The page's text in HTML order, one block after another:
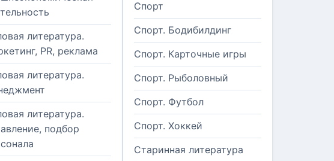
литература.
PR, реклама
литература.
литература.
подбор
Спорт
Спорт. Бодибилдинг
Спорт. Карточные игры
Спорт. Рыболовный
Спорт. Футбол
Спорт. Хоккей
Старинная литература